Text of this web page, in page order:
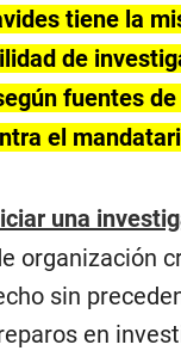
tiene la
de
fuentes
el
una
organización
sin
en